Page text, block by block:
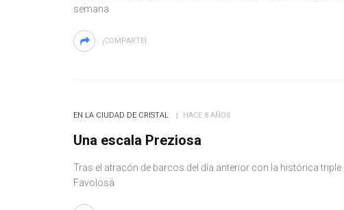
semana
¡COMPARTE!
EN LA CIUDAD DE CRISTAL HACE 8 AÑOS
Una escala Preziosa
Tras el atracón de barcos del día anterior con la histórica
Favolosa